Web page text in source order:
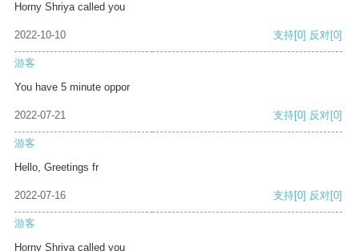
Horny Shriya called you
2022-10-10 支持[0] 反对[0]
游客
You have 5 minute oppor
2022-07-21 支持[0] 反对[0]
游客
Hello, Greetings fr
2022-07-16 支持[0] 反对[0]
游客
Horny Shriya called you